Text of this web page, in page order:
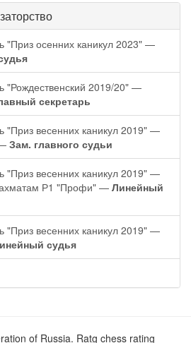
"Приз осенних каникул 2023" —
"Рождественский 2019/20" —
секретарь
весенних каникул 2019" —
Зам. главного судьи
весенних каникул 2019" —
Р1 "Профи" — Линейный
весенних каникул 2019" —
судья
of Russia. Ratg chess rating